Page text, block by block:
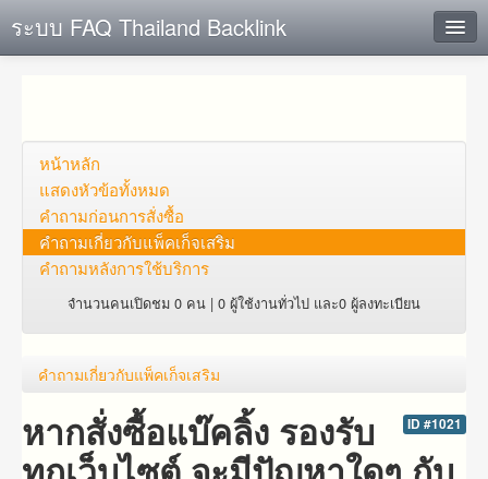
ระบบ FAQ Thailand Backlink
ตั้งคำถาม
ดูคำถาม
คุณต้องการที่จะลงทะเบียนหรือไม่?
หน้าหลัก
แสดงหัวข้อทั้งหมด
คำถาม​ก่อน​การ​สั่งซื้อ​
คำถาม​เกี่ยว​กับ​แพ็คเก็จ​เสริม
คำถามหลังการใช้บริการ
จำนวนคนเปิดชม 0 คน | 0 ผู้ใช้งานทั่วไป และ0 ผู้ลงทะเบียน
คำถาม​เกี่ยว​กับ​แพ็คเก็จ​เสริม
ID #1021
หากสั่งซื้อแบ๊คลิ้ง รองรับ